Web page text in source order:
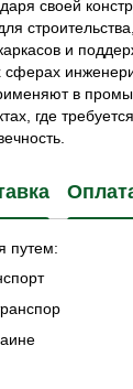
своей
и
сферах
в
где
путем: